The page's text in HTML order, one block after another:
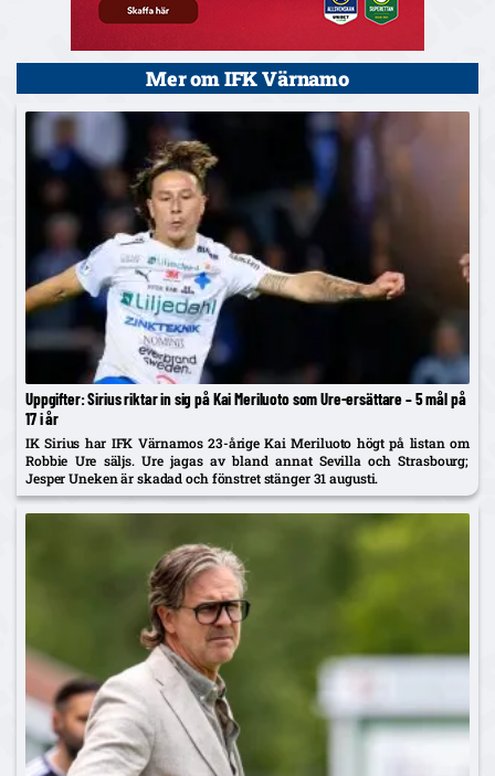
Mer om IFK Värnamo
Uppgifter: Sirius riktar in sig på Kai Meriluoto som Ure-ersättare – 5 mål på
17 i år
IK Sirius har IFK Värnamos 23-årige Kai Meriluoto högt på listan om
Robbie Ure säljs. Ure jagas av bland annat Sevilla och Strasbourg;
Jesper Uneken är skadad och fönstret stänger 31 augusti.